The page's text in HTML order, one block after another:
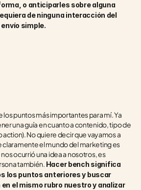
o anticiparles sobre alguna
de ninguna interacción del
simple.
los puntos más importantes para mí. Ya
una guía en cuanto a contenido, tipo de
action). No quiere decir que vayamos a
claramente el mundo del marketing es
ocurrió una idea a nosotros, es
también. Hacer bench significa
los puntos anteriores y buscar
el mismo rubro nuestro y analizar